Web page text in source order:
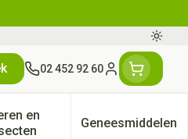
02 452 92 60
Klant menu
categorie
Thuiszorg en EHBO categorie
en
Toon submenu voor Dieren
Geneesmiddelen
Toon